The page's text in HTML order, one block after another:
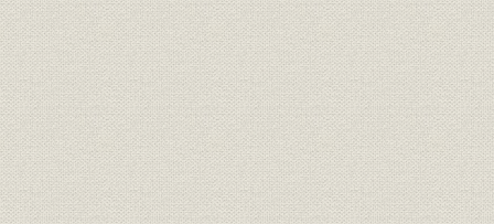
第1節 時代の概観
第2節 当社の歩み
第4章 証券業の飛躍的成長と証券恐慌(1956~1965)
第1節 時代の概観
第2節 当社の歩み